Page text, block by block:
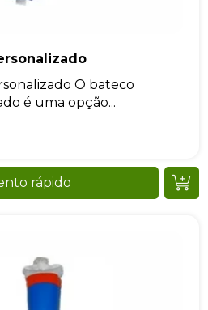
O bateco
é uma opção...
rápido